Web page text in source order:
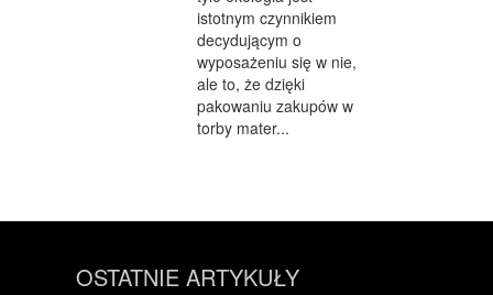
istotnym czynnikiem
decydującym o
wyposażeniu się w nie,
ale to, że dzięki
pakowaniu zakupów w
torby mater...
OSTATNIE ARTYKUŁY